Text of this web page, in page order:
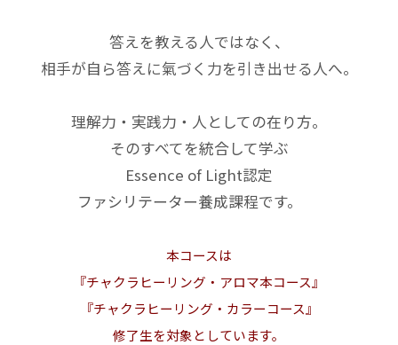
答えを教える人ではなく、
相手が自ら答えに氣づく力を引き出せる人へ。
理解力・実践力・人としての在り方。
そのすべてを統合して学ぶ
Essence of Light認定
ファシリテーター養成課程です。
本コースは
『チャクラヒーリング・アロマ本コース』
『チャクラヒーリング・カラーコース』
修了生を対象としています。